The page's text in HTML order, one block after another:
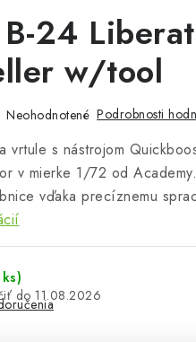
24
w/tool
Neohodnotené Podrobnosti
vrtule s nástrojom
v mierke 1/72 od
vďaka precíznemu
ks)
11.08.2026